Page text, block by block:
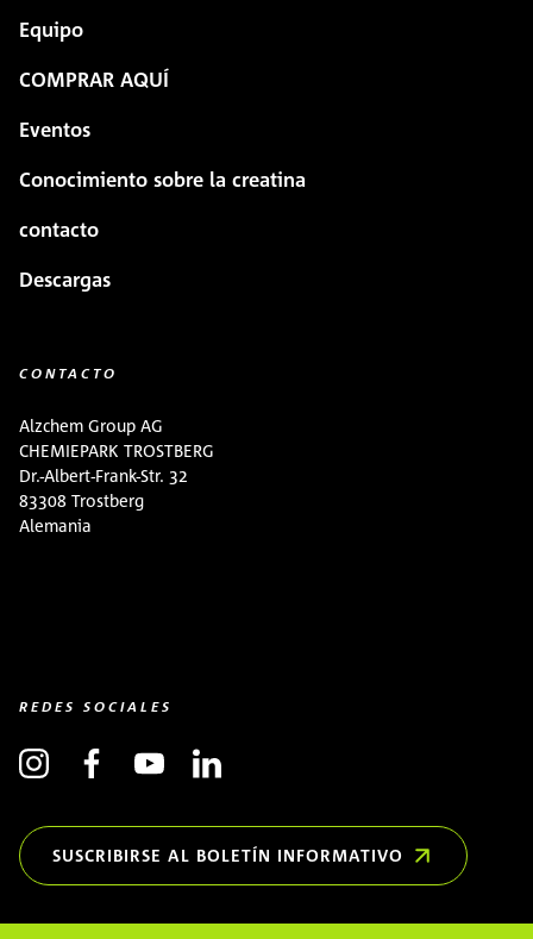
Equipo
COMPRAR AQUÍ
Eventos
Conocimiento sobre la creatina
contacto
Descargas
CONTACTO
Alzchem Group AG
CHEMIEPARK TROSTBERG
Dr.-Albert-Frank-Str. 32
83308 Trostberg
Alemania
REDES SOCIALES
SUSCRIBIRSE AL BOLETÍN INFORMATIVO
(OPENS IN NEW WINDOW)